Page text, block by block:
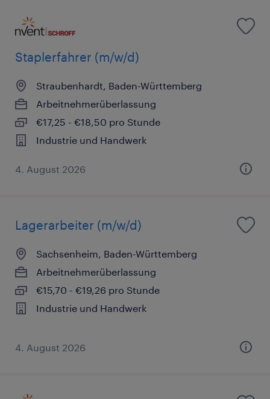
Staplerfahrer (m/w/d)
Straubenhardt, Baden-Württemberg
Arbeitnehmerüberlassung
€17,25 - €18,50 pro Stunde
Industrie und Handwerk
4. August 2026
Lagerarbeiter (m/w/d)
Sachsenheim, Baden-Württemberg
Arbeitnehmerüberlassung
€15,70 - €19,26 pro Stunde
Industrie und Handwerk
4. August 2026